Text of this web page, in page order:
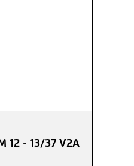
12 - 13/37 V2A